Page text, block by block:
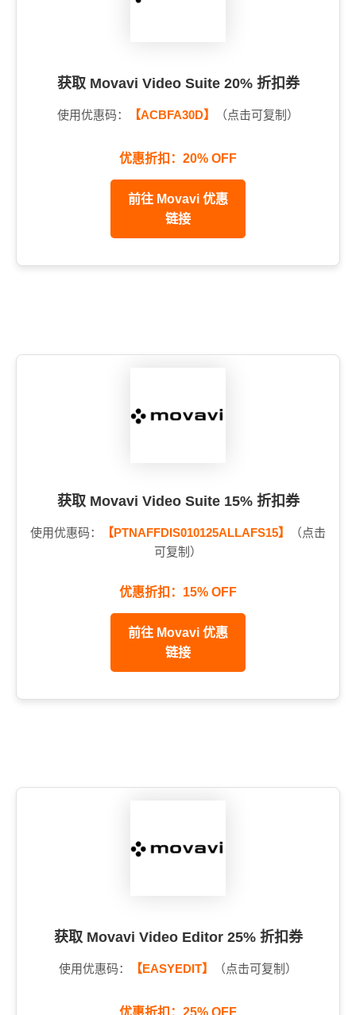
获取 Movavi Video Suite 20% 折扣券
使用优惠码： 【ACBFA30D】 （点击可复制）
优惠折扣：20% OFF
前往 Movavi 优惠
链接
获取 Movavi Video Suite 15% 折扣券
使用优惠码： 【PTNAFFDIS010125ALLAFS15】
（点击
可复制）
优惠折扣：15% OFF
前往 Movavi 优惠
链接
获取 Movavi Video Editor 25% 折扣券
使用优惠码： 【EASYEDIT】 （点击可复制）